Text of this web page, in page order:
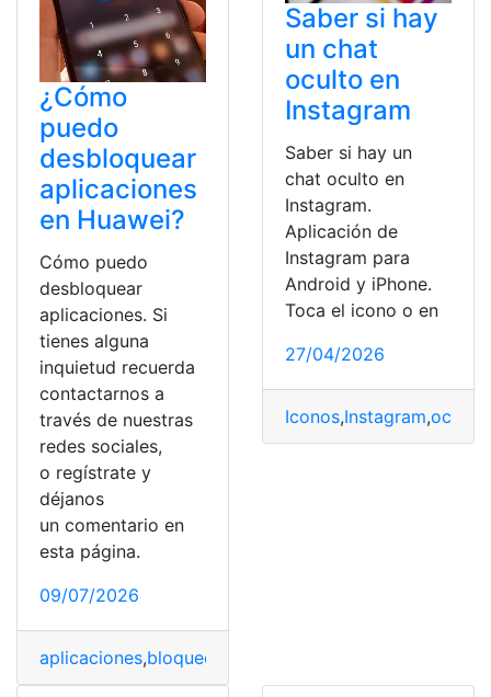
¿Cómo
puedo
desbloquear
aplicaciones
en Huawei?
Cómo puedo
desbloquear
aplicaciones. Si
tienes alguna
inquietud recuerda
contactarnos a
través de nuestras
redes sociales,
o regístrate y
déjanos
un comentario en
esta página.
09/07/2026
aplicaciones,bloqueo
Saber si hay
un chat
oculto en
Instagram
Saber si hay un
chat oculto en
Instagram.
Aplicación de
Instagram para
Android y iPhone.
Toca el icono o en
27/04/2026
Iconos,Instagram,ocultar